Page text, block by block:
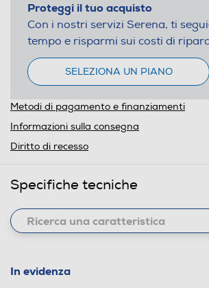
Proteggi il tuo acquisto
Con i nostri servizi Serena, ti
tempo e risparmi sui costi di
SELEZIONA UN PIANO
Metodi di pagamento e finanziamenti
Informazioni sulla consegna
Diritto di recesso
Specifiche tecniche
In evidenza